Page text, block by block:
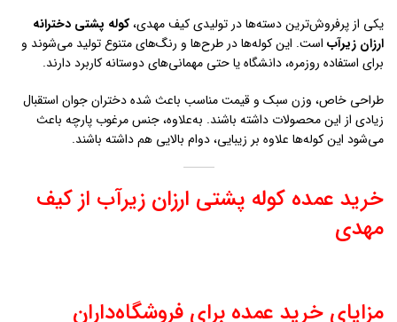
یکی از پرفروش‌ترین دسته‌ها در تولیدی کیف مهدی،کوله پشتی دخترانه
ارزان زيرآب است. این کوله‌ها در طرح‌ها و رنگ‌های متنوع تولید می‌شوند و
برای استفاده روزمره، دانشگاه یا حتی مهمانی‌های دوستانه کاربرد دارند.
طراحی خاص، وزن سبک و قیمت مناسب باعث شده دختران جوان استقبال
زیادی از این محصولات داشته باشند. به‌علاوه، جنس مرغوب پارچه باعث
می‌شود این کوله‌ها علاوه بر زیبایی، دوام بالایی هم داشته باشند.
خرید عمده کوله پشتی ارزان زيرآب از کیف
مهدی
مزایای خرید عمده برای فروشگاه‌داران